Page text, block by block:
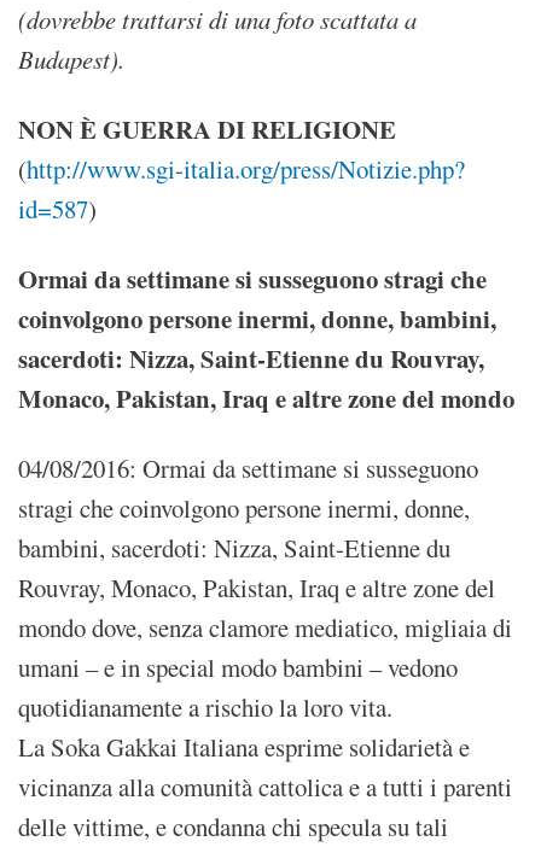
(dovrebbe trattarsi di una foto scattata a
Budapest).
NON È GUERRA DI RELIGIONE
(http://www.sgi-italia.org/press/Notizie.php?
id=587)
Ormai da settimane si susseguono stragi che
coinvolgono persone inermi, donne, bambini,
sacerdoti: Nizza, Saint-Etienne du Rouvray,
Monaco, Pakistan, Iraq e altre zone del mondo
04/08/2016: Ormai da settimane si susseguono
stragi che coinvolgono persone inermi, donne,
bambini, sacerdoti: Nizza, Saint-Etienne du
Rouvray, Monaco, Pakistan, Iraq e altre zone del
mondo dove, senza clamore mediatico, migliaia di
umani – e in special modo bambini – vedono
quotidianamente a rischio la loro vita.
La Soka Gakkai Italiana esprime solidarietà e
vicinanza alla comunità cattolica e a tutti i parenti
delle vittime, e condanna chi specula su tali